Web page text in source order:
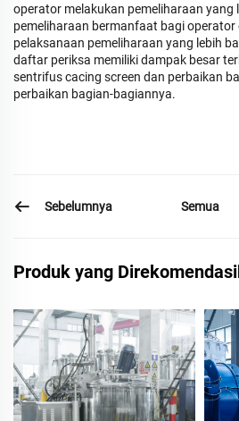
operator melakukan pemeliharaan yang
pemeliharaan bermanfaat bagi operator
pelaksanaan pemeliharaan yang lebih
daftar periksa memiliki dampak besar
sentrifus cacing screen dan perbaikan
perbaikan bagian-bagiannya.
Sebelumnya Semua
Produk yang